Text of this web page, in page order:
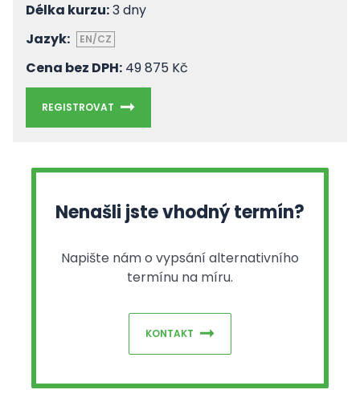
Délka kurzu:3 dny
Jazyk:
EN/CZ
Cena bez DPH: 49 875 Kč
REGISTROVAT
Nenašli jste vhodný termín?
Napište nám o vypsání alternativního
termínu na míru.
KONTAKT